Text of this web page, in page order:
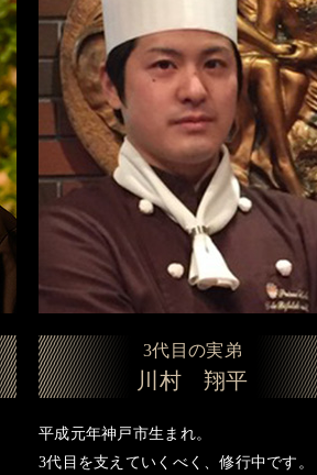
3代目の実弟
川村 翔平
平成元年神戸市生まれ。
3代目を支えていくべく、修行中です。